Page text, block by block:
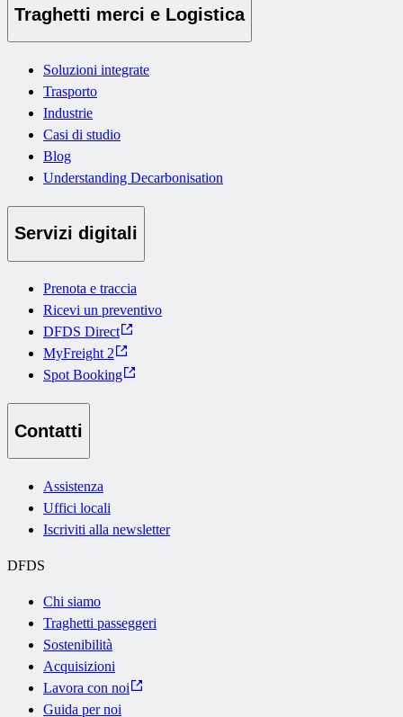
Traghetti merci e Logistica
Soluzioni integrate
Trasporto
Industrie
Casi di studio
Blog
Understanding Decarbonisation
Servizi digitali
Prenota e traccia
Ricevi un preventivo
DFDS Direct
MyFreight 2
Spot Booking
Contatti
Assistenza
Uffici locali
Iscriviti alla newsletter
DFDS
Chi siamo
Traghetti passeggeri
Sostenibilità
Acquisizioni
Lavora con noi
Guida per noi